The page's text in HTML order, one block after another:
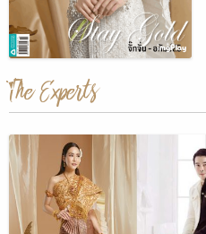
The Experts